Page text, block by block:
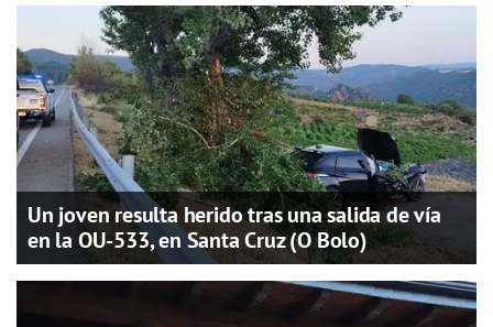
Un joven resulta herido tras una salida de vía
en la OU-533, en Santa Cruz (O Bolo)